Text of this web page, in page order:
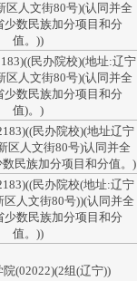
区人文街80号)(认同并全
少数民族加分项目和分
值。))
民办院校)(地址:辽宁
区人文街80号)(认同并全
少数民族加分项目和分
值)。)
民办院校)(地址辽宁
区人文街80号)认同并全
民族加分项目和分值。)
民办院校(地址:辽宁
人文街80号))(认同并全
少数民族加分项目和分
值。))
(02022)(2组(辽宁))